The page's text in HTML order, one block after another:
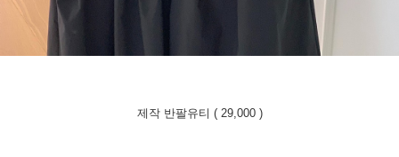
제작 반팔유티 ( 29,000 )